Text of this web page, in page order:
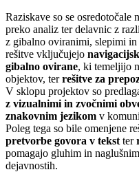
Raziskave so se
preko analiz ter delavnic z
z gibalno oviranimi, slepimi
rešitve vključujejo
gibalno ovirane, ki temeljijo
objektov, terrešitve za
V sklopu projektov so
z vizualnimi in zvočnimi
znakovnim jezikom v
Poleg tega so bile omenjene
pretvorbe govora v tekst ter
pomagajo gluhim in
dejavnostih.